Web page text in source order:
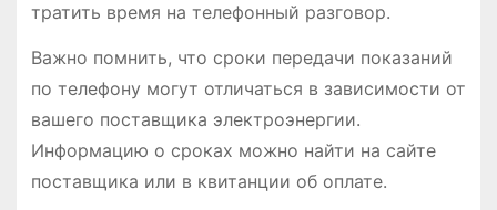
тратить время на телефонный разговор.
Важно помнить, что сроки передачи показаний
по телефону могут отличаться в зависимости от
вашего поставщика электроэнергии.
Информацию о сроках можно найти на сайте
поставщика или в квитанции об оплате.